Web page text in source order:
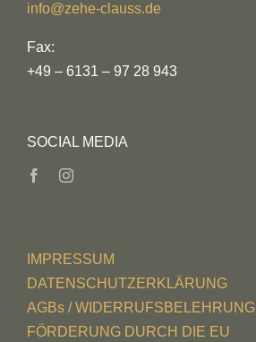
info@zehe-clauss.de
Fax:
+49 – 6131 – 97 28 943
SOCIAL MEDIA
IMPRESSUM
DATENSCHUTZERKLÄRUNG
AGBs / WIDERRUFSBELEHRUNG
FÖRDERUNG DURCH DIE EU